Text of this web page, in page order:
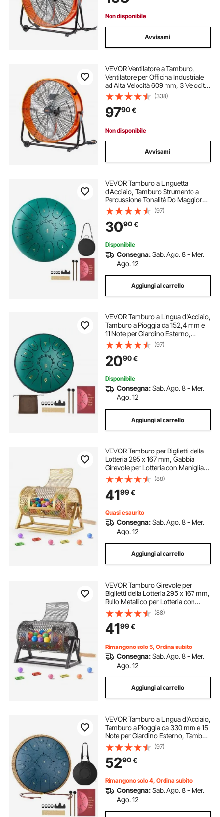
Non disponibile
Avvisami
VEVOR Ventilatore a Tamburo,
Ventilatore per Officina Industriale
ad Alta Velocità 609 mm, 3 Velocità
8700 CFM con Inclinazione
Regolabile 360°, Ventilatore
Industriale per Magazzino Officina
Fabbrica
(338)
9790€
Non disponibile
Avvisami
VEVOR Tamburo a Linguetta
d'Acciaio, Tamburo Strumento a
Percussione Tonalità Do Maggiore
Numero di Note da 11, Tamburi
Musicali in Do Maggiore con
Bacchette per Meditazione, Verde
(97)
3090€
Disponibile
Consegna:Sab. Ago. 8 - Mer.
Ago. 12
Aggiungi al carrello
VEVOR Tamburo a Lingua d'Acciaio,
Tamburo a Pioggia da 152,4 mm e
11 Note per Giardino Esterno,
Tamburi Musicali in Re Maggiore
con Libro di Musica e Bacchette,
Strumento a Percussione, Verde
(97)
2090€
Disponibile
Consegna:Sab. Ago. 8 - Mer.
Ago. 12
Aggiungi al carrello
VEVOR Tamburo per Biglietti della
Lotteria 295 x 167 mm, Gabbia
Girevole per Lotteria con Maniglia
Rinforzata e Supporto, Capacità
2500 Biglietti o 100 Palline, Colore
Dorato, per Giochi di Fortuna
(88)
4199€
Quasi esaurito
Consegna:Sab. Ago. 8 - Mer.
Ago. 12
Aggiungi al carrello
VEVOR Tamburo Girevole per
Biglietti della Lotteria 295 x 167 mm,
Rullo Metallico per Lotteria con
Maniglia Rinforzata e Base,
Capacità 2500 Biglietti o 100 Palline,
Nero, per Giochi Bingo in Feste
(88)
4199€
Rimangono solo 5, Ordina subito
Consegna:Sab. Ago. 8 - Mer.
Ago. 12
Aggiungi al carrello
VEVOR Tamburo a Lingua d'Acciaio,
Tamburo a Pioggia da 330 mm e 15
Note per Giardino Esterno, Tamburi
Musicali in Do Maggiore con Libro
di Musica e Bacchette, Strumento a
Percussione, Blu Navy
(97)
5290€
Rimangono solo 4, Ordina subito
Consegna:Sab. Ago. 8 - Mer.
Ago. 12